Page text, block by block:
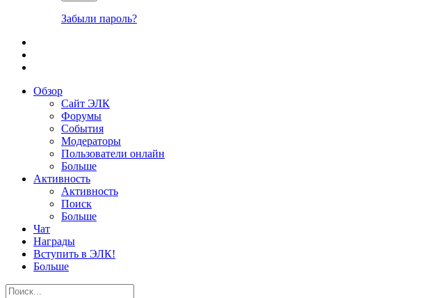
Забыли пароль?
Обзор
Сайт ЭЛК
Форумы
События
Модераторы
Пользователи онлайн
Больше
Активность
Активность
Поиск
Больше
Чат
Награды
Вступить в ЭЛК!
Больше